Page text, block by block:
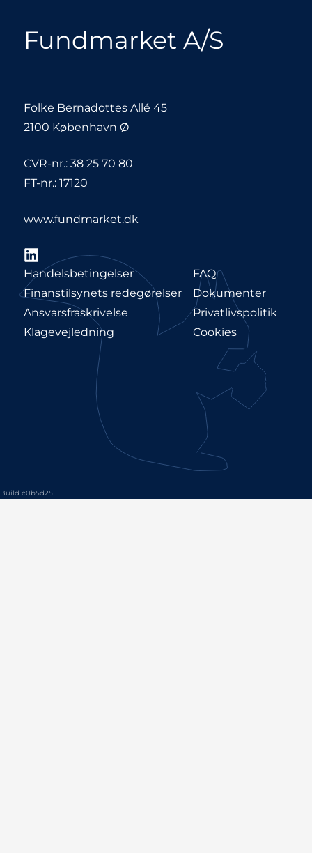
Fundmarket A/S
Folke Bernadottes Allé 45
2100 København Ø
CVR-nr.: 38 25 70 80
FT-nr.: 17120
www.fundmarket.dk
LinkedIn
Handelsbetingelser
Finanstilsynets redegørelser
Ansvarsfraskrivelse
Klagevejledning
FAQ
Dokumenter
Privatlivspolitik
Cookies
Build c0b5d25